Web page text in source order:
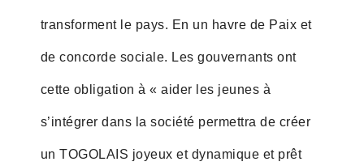
transforment le pays. En un havre de Paix et
de concorde sociale. Les gouvernants ont
cette obligation à « aider les jeunes à
s’intégrer dans la société permettra de créer
un TOGOLAIS joyeux et dynamique et prêt